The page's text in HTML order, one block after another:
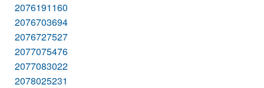
2076191160
2076703694
2076727527
2077075476
2077083022
2078025231